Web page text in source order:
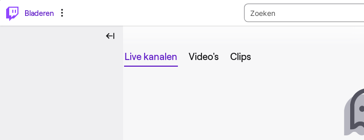
Bladeren
Live kanalen Video's Clips